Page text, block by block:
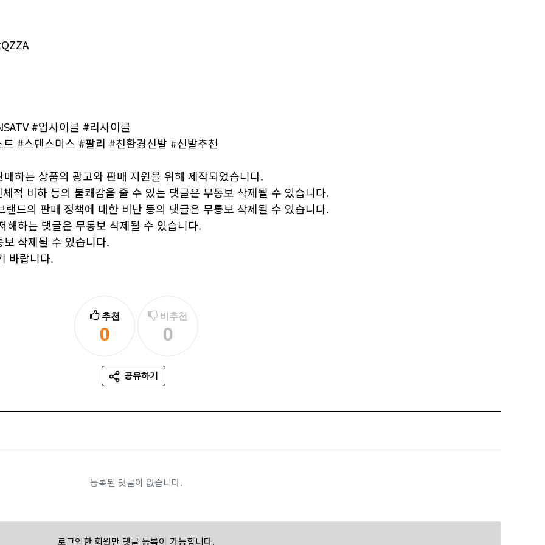
#업사이클 #리사이클
#스탠스미스 #팔리 #친환경신발 #신발추천
하는 상품의 광고와 판매 지원을 위해 제작되었습니다.
적 비하 등의 불쾌감을 줄 수 있는 댓글은 무통보 삭제될 수 있습니다.
드의 판매 정책에 대한 비난 등의 댓글은 무통보 삭제될 수 있습니다.
하는 댓글은 무통보 삭제될 수 있습니다.
삭제될 수 있습니다.
바랍니다.
추천
0
추천
비추천
0
비추천
공유하기
SNS 공유
등록된 댓글이 없습니다.
로그인한 회원만 댓글 등록이 가능합니다.